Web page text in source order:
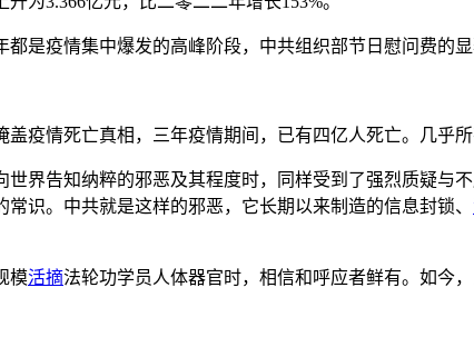
是疫情集中爆发的高峰阶段，中共组织部节日慰问费的
盖疫情死亡真相，三年疫情期间，已有四亿人死亡。几乎
界告知纳粹的邪恶及其程度时，同样受到了强烈质疑
识。中共就是这样的邪恶，它长期以来制造的信息封锁、
模活摘法轮功学员人体器官时，相信和呼应者鲜有。如今